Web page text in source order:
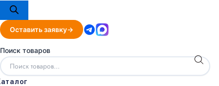
Оставить заявку
Поиск товаров